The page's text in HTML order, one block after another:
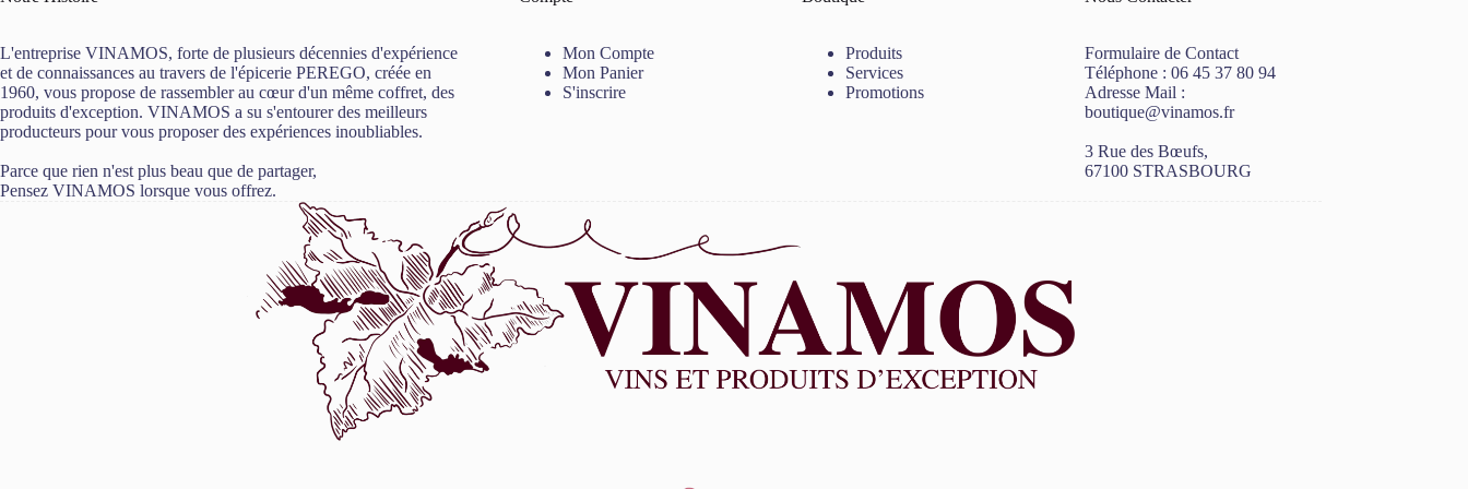
L'entreprise VINAMOS, forte de plusieurs décennies d'expérience
et de connaissances au travers de l'épicerie PEREGO, créée en
1960, vous propose de rassembler au cœur d'un même coffret, des
produits d'exception. VINAMOS a su s'entourer des meilleurs
producteurs pour vous proposer des expériences inoubliables.
Parce que rien n'est plus beau que de partager,
Pensez VINAMOS lorsque vous offrez.
Mon Compte
Mon Panier
S'inscrire
Produits
Services
Promotions
Formulaire de Contact
Téléphone :06 45 37 80 94
Adresse Mail :
boutique@vinamos.fr
3 Rue des Bœufs,
67100 STRASBOURG